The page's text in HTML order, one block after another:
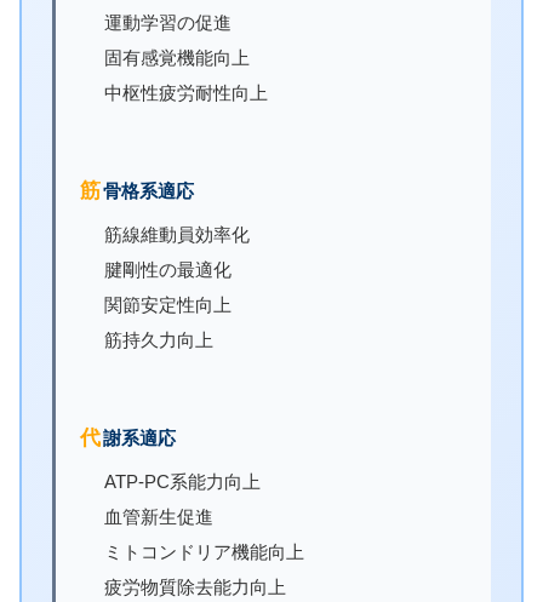
運動学習の促進
固有感覚機能向上
中枢性疲労耐性向上
筋骨格系適応
筋線維動員効率化
腱剛性の最適化
関節安定性向上
筋持久力向上
代謝系適応
ATP-PC系能力向上
血管新生促進
ミトコンドリア機能向上
疲労物質除去能力向上